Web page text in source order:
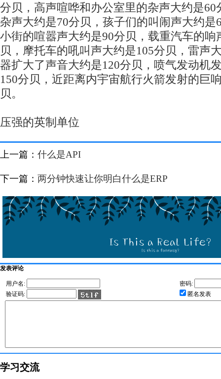
分贝，高声喧哗和办公室里的杂声大约是60
杂声大约是70分贝，孩子们的叫闹声大约是
小街的喧嚣声大约是90分贝，载重汽车的响
贝，摩托车的吼叫声大约是105分贝，雷声
器扩大了声音大约是120分贝，喷气发动机
150分贝，近距离内宇宙航行火箭发射的巨
贝。
压强的英制单位
上一篇： 什么是API
下一篇： 两分钟快速让你明白什么是ERP
发表评论
用户名:
密码:
验证码:
匿名发表
学习交流